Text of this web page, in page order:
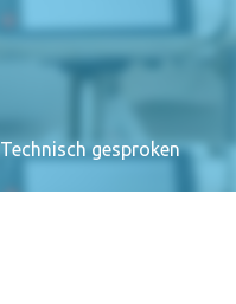
Technisch gesproken